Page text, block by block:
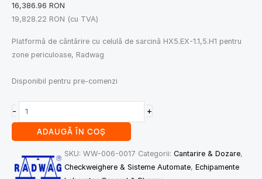
16,386.96 RON
19,828.22 RON (cu TVA)
Platformă de cântărire cu celulă de sarcină HX5.EX-1.1,5.H1 pentru
zone periculoase, Radwag
Disponibil pentru pre-comenzi
- +
ADAUGĂ ÎN COȘ
SKU: WW-006-0017 Categorii: Cantarire & Dozare,
Checkweighere & Sisteme Automate, Echipamente